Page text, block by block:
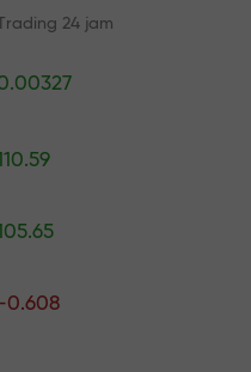
balap
Trading 24 jam
0.608
and futures